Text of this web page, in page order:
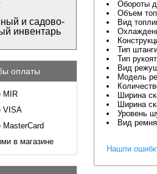
и садово-
инвентарь
оплаты
MIR
VISA
MasterCard
в магазине
Обороты
Объем
Вид
Тип
Тип
Вид
Модель
Ширина
Ширина
Уровень
Вид
Нашли